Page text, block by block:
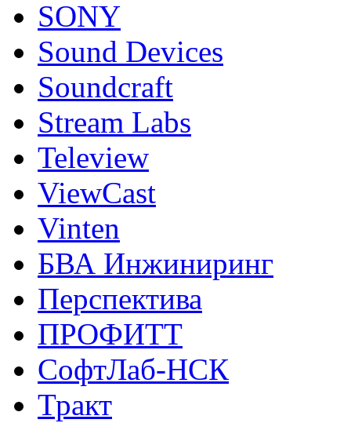
SONY
Sound Devices
Soundcraft
Stream Labs
Teleview
ViewCast
Vinten
БВА Инжиниринг
Перспектива
ПРОФИТТ
СофтЛаб-НСК
Тракт